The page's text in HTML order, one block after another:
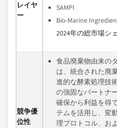
レイヤ
ー
SAMPI
Bio-Marine
2024年の総市場シ
競争優
位性
食品廃棄物由来の
は、統合された廃
進的な酵素処理技
の強固なパートナ
確保から利益を得
テムを活用し、変
理プロトコル、お